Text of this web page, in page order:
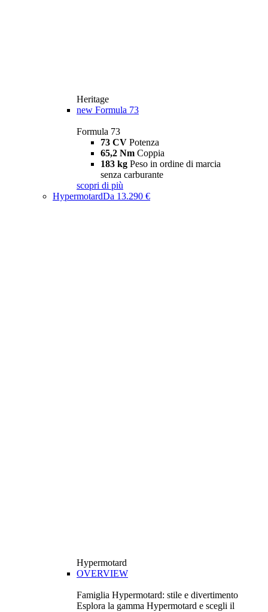
Heritage
new Formula 73
Formula 73
73 CV Potenza
65,2 Nm Coppia
183 kg Peso in ordine di marcia
senza carburante
scopri di più
HypermotardDa 13.290 €
Hypermotard
OVERVIEW
Famiglia Hypermotard: stile e divertimento
Esplora la gamma Hypermotard e scegli il